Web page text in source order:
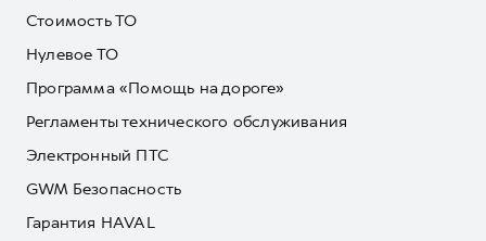
Стоимость ТО
Нулевое ТО
Программа «Помощь на дороге»
Регламенты технического обслуживания
Электронный ПТС
GWM Безопасность
Гарантия HAVAL